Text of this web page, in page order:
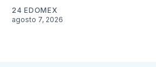
24 EDOMEX
agosto 7, 2026